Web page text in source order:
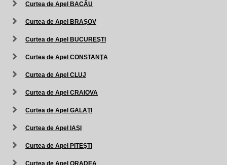
Curtea de Apel BACĂU
Curtea de Apel BRAŞOV
Curtea de Apel BUCUREŞTI
Curtea de Apel CONSTANŢA
Curtea de Apel CLUJ
Curtea de Apel CRAIOVA
Curtea de Apel GALAŢI
Curtea de Apel IAŞI
Curtea de Apel PITEŞTI
Curtea de Apel ORADEA